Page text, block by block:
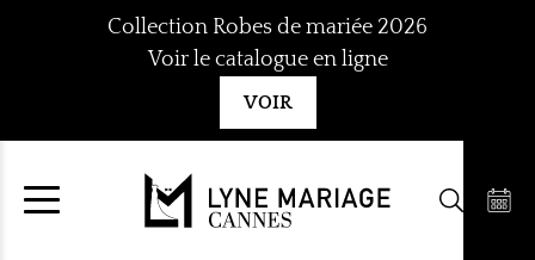
Collection Robes de mariée 2026
Voir le catalogue en ligne
VOIR